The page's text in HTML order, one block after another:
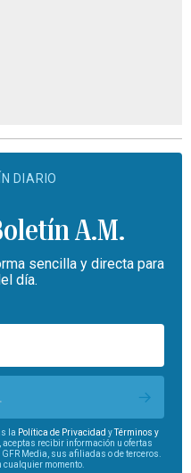
DIARIO
A.M.
sencilla y directa para
día.
la Política de Privacidad yTérminos y
aceptas recibir información u ofertas
Media, sus afiliadas o de terceros.
cualquier momento.